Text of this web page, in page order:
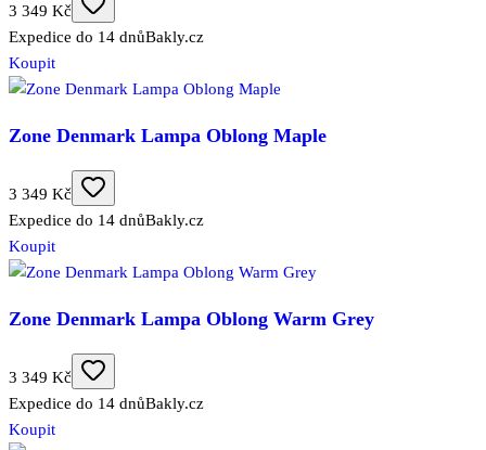
3 349 Kč
Expedice do 14 dnůBakly.cz
Koupit
Zone Denmark Lampa Oblong Maple
3 349 Kč
Expedice do 14 dnůBakly.cz
Koupit
Zone Denmark Lampa Oblong Warm Grey
3 349 Kč
Expedice do 14 dnůBakly.cz
Koupit